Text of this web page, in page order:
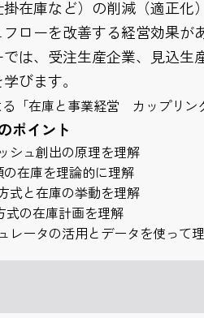
在庫など）の削減（適正
ローを改善する経営効果
は、受注生産企業、見込
びます。
「在庫と事業経営 カップリン
ポイント
シュ創出の原理を理解
の在庫を理論的に理解
式と在庫の挙動を理解
式の在庫計画を理解
レータの活用とデータを使って